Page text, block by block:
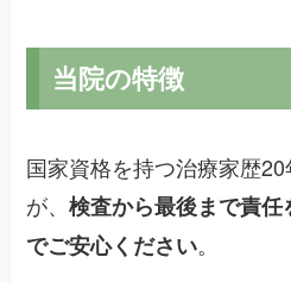
当院の特徴
国家資格を持つ治療家歴
が、検査から最後まで責
でご安心ください。